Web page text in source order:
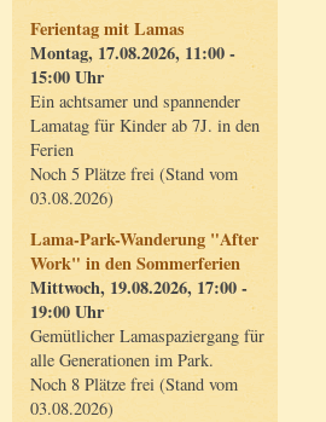
Ferientag mit Lamas
Montag, 17.08.2026, 11:00 -
15:00 Uhr
Ein achtsamer und spannender
Lamatag für Kinder ab 7J. in den
Ferien
Noch 5 Plätze frei (Stand vom
03.08.2026)
Lama-Park-Wanderung "After
Work" in den Sommerferien
Mittwoch, 19.08.2026, 17:00 -
19:00 Uhr
Gemütlicher Lamaspaziergang für
alle Generationen im Park.
Noch 8 Plätze frei (Stand vom
03.08.2026)